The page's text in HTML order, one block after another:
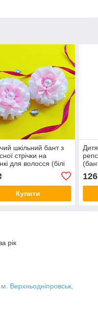
шкільний бант з
стрічки на
для волосся (білі
ручної роботи в
канзаші для
Купити
для
126
рік
Верхньодніпровськ,